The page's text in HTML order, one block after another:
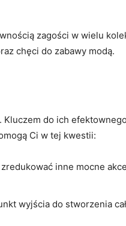
zagości w wielu
chęci do‍ zabawy modą.
⁣do ​ich
Ci ‌w tej kwestii:
inne ‍mocne
wyjścia do stworzenia